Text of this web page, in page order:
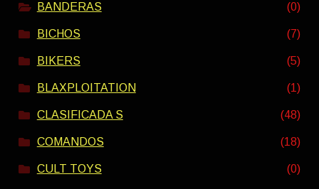
BANDERAS (0)
BICHOS (7)
BIKERS (5)
BLAXPLOITATION (1)
CLASIFICADA S (48)
COMANDOS (18)
CULT TOYS (0)